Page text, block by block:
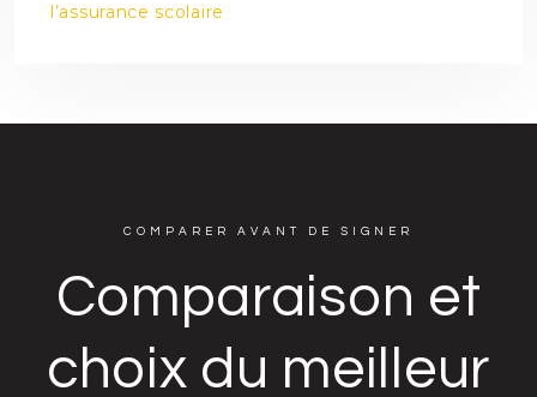
l’assurance scolaire
COMPARER AVANT DE SIGNER
Comparaison et
choix du meilleur